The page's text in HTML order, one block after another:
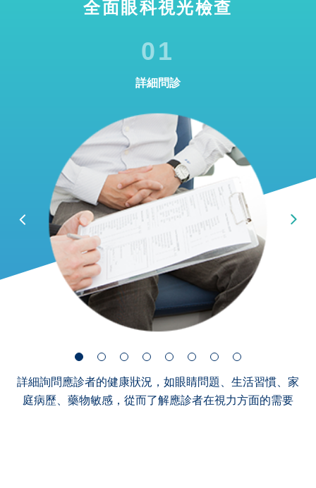
全面眼科視光檢查
01
詳細問診
詳細詢問應診者的健康狀況，如眼睛問題、生活習慣、家
庭病歷、藥物敏感，從而了解應診者在視力方面的需要